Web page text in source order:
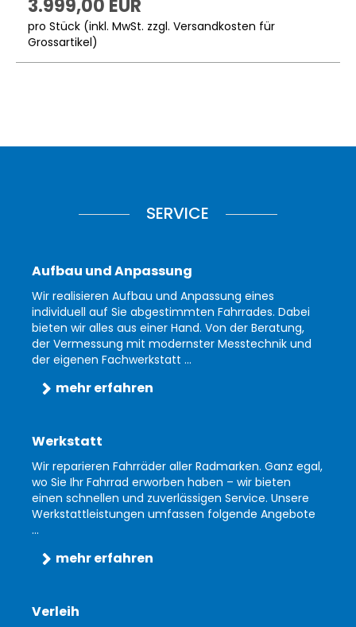
3.999,00 EUR
pro Stück (inkl. MwSt. zzgl. Versandkosten für
Grossartikel)
SERVICE
Aufbau und Anpassung
Wir realisieren Aufbau und Anpassung eines
individuell auf Sie abgestimmten Fahrrades. Dabei
bieten wir alles aus einer Hand. Von der Beratung,
der Vermessung mit modernster Messtechnik und
der eigenen Fachwerkstatt ...
mehr erfahren
Werkstatt
Wir reparieren Fahrräder aller Radmarken. Ganz egal,
wo Sie Ihr Fahrrad erworben haben – wir bieten
einen schnellen und zuverlässigen Service. Unsere
Werkstattleistungen umfassen folgende Angebote
...
mehr erfahren
Verleih